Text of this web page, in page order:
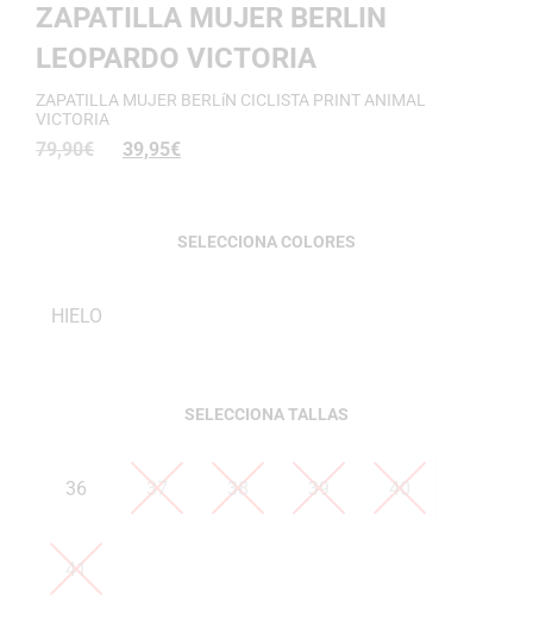
ZAPATILLA MUJER BERLIN
LEOPARDO VICTORIA
ZAPATILLA MUJER BERLíN CICLISTA PRINT ANIMAL
VICTORIA
79,90€ 39,95€
COLORES
HIELO
TALLAS
36 37 38 39 40
41